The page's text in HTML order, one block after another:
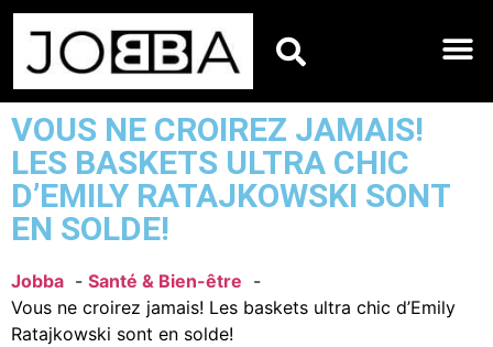
VOUS NE CROIREZ JAMAIS!
LES BASKETS ULTRA CHIC
D’EMILY RATAJKOWSKI SONT
EN SOLDE!
Jobba
Santé & Bien-être
Vous ne croirez jamais! Les baskets ultra chic d’Emily
Ratajkowski sont en solde!